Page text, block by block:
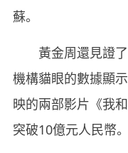
蘇。
黃金周還見證了
機構貓眼的數據顯
映的兩部影片《我
突破10億元人民幣。